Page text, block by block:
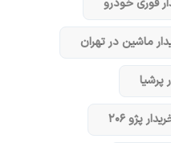
فوری خودرو
ماشین در تهران
پرشیا
پژو ۲۰۶